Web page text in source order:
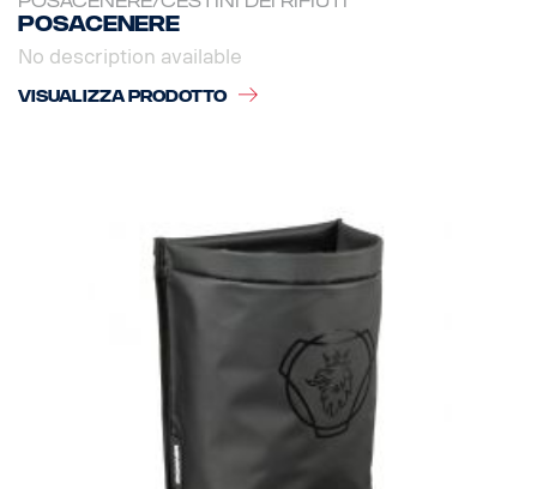
Posacenere
No description available
VISUALIZZA PRODOTTO